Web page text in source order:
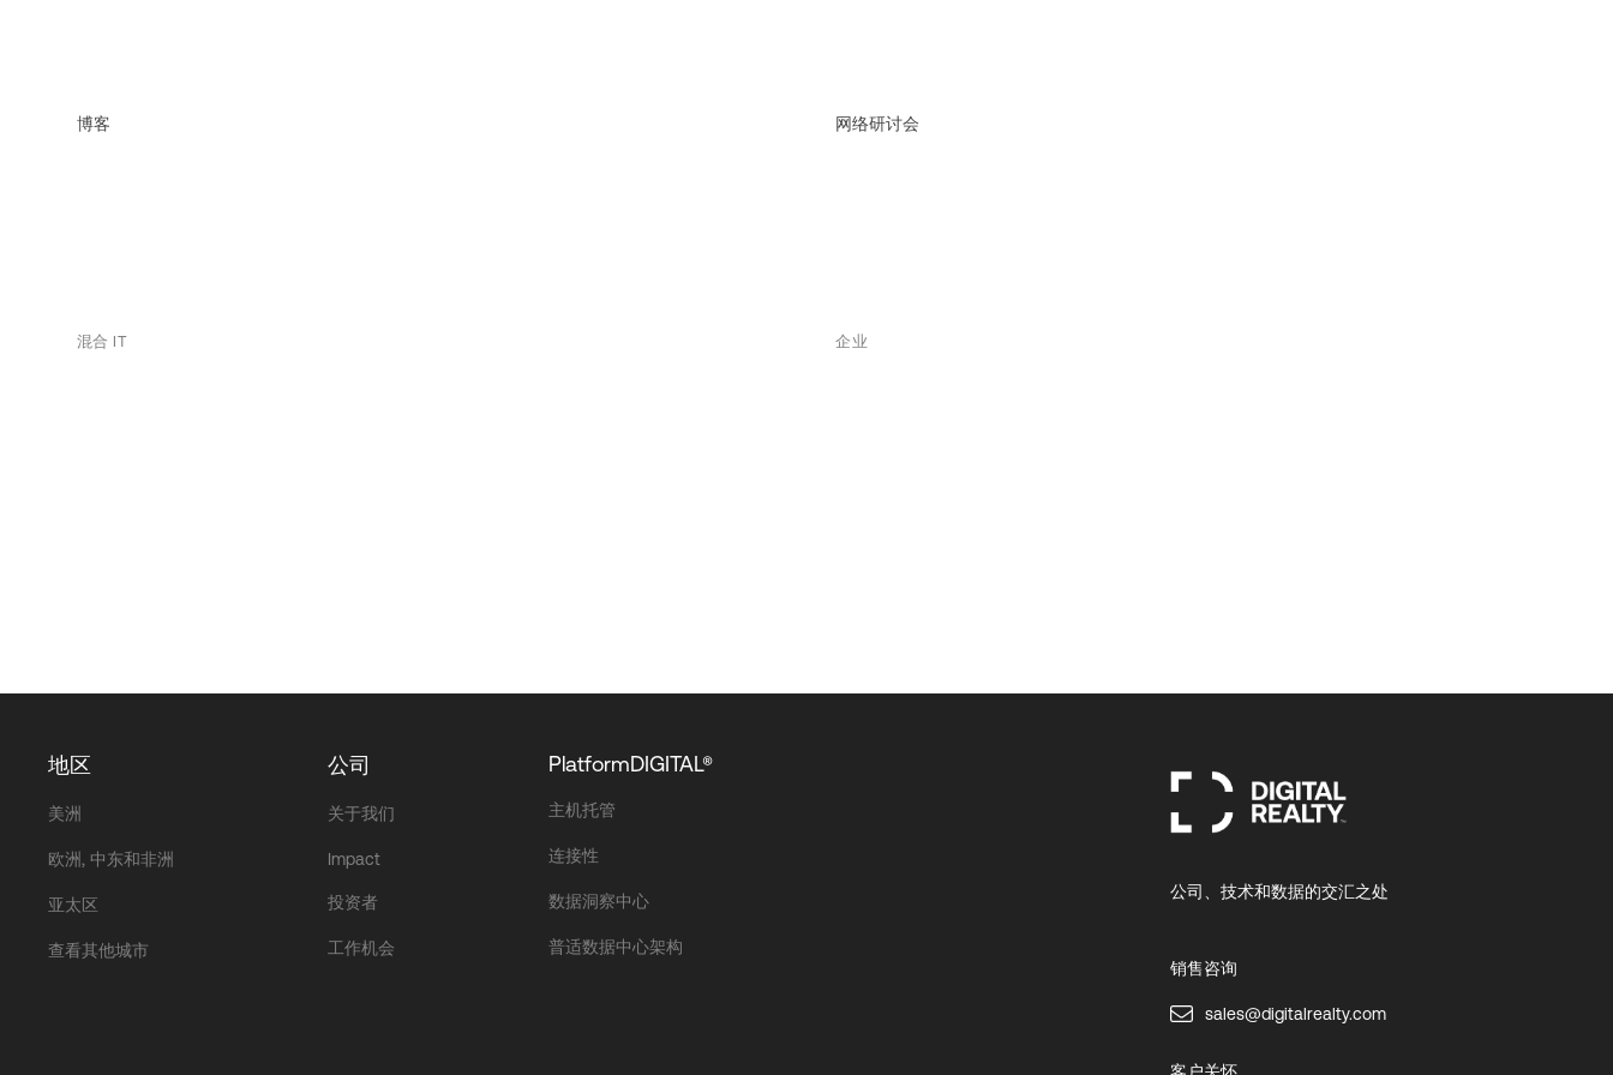
博客
混合 IT
网络研讨会
企业
地区
美洲
欧洲, 中东和非洲
亚太区
查看其他城市
公司
关于我们
Impact
投资者
工作机会
PlatformDIGITAL®
主机托管
连接性
数据洞察中心
普适数据中心架构
公司、技术和数据的交汇之处
销售咨询
sales@digitalrealty.com